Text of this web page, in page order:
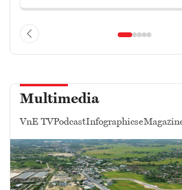
Multimedia
VnE TVPodcastInfographics